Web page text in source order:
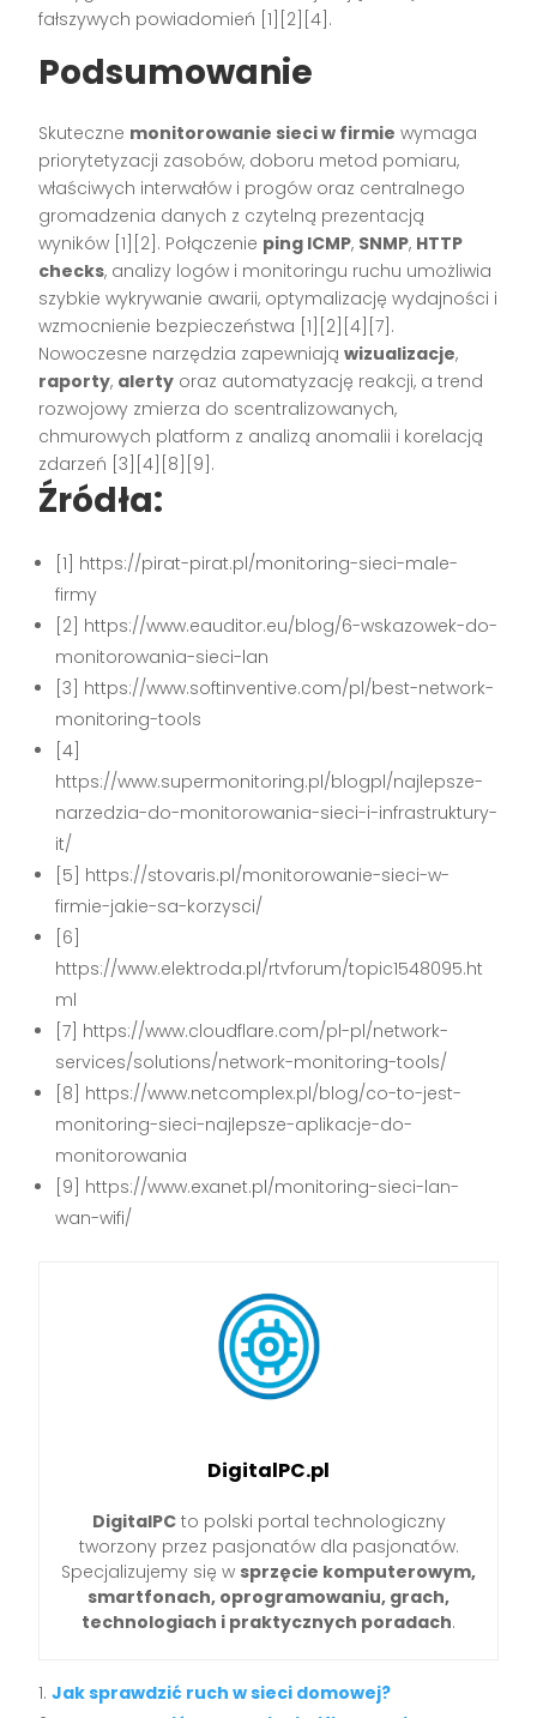
fałszywych powiadomień [1][2][4].
Podsumowanie
Skuteczne monitorowanie sieci w firmie wymaga
priorytetyzacji zasobów, doboru metod pomiaru,
właściwych interwałów i progów oraz centralnego
gromadzenia danych z czytelną prezentacją
wyników [1][2]. Połączenie ping ICMP, SNMP, HTTP
checks, analizy logów i monitoringu ruchu umożliwia
szybkie wykrywanie awarii, optymalizację wydajności i
wzmocnienie bezpieczeństwa [1][2][4][7].
Nowoczesne narzędzia zapewniająwizualizacje,
raporty, alerty oraz automatyzację reakcji, a trend
rozwojowy zmierza do scentralizowanych,
chmurowych platform z analizą anomalii i korelacją
zdarzeń [3][4][8][9].
Źródła:
[1] https://pirat-pirat.pl/monitoring-sieci-male-
firmy
[2] https://www.eauditor.eu/blog/6-wskazowek-do-
monitorowania-sieci-lan
[3] https://www.softinventive.com/pl/best-network-
monitoring-tools
[4]
https://www.supermonitoring.pl/blogpl/najlepsze-
narzedzia-do-monitorowania-sieci-i-infrastruktury-
it/
[5] https://stovaris.pl/monitorowanie-sieci-w-
firmie-jakie-sa-korzysci/
[6]
https://www.elektroda.pl/rtvforum/topic1548095.ht
ml
[7] https://www.cloudflare.com/pl-pl/network-
services/solutions/network-monitoring-tools/
[8] https://www.netcomplex.pl/blog/co-to-jest-
monitoring-sieci-najlepsze-aplikacje-do-
monitorowania
[9] https://www.exanet.pl/monitoring-sieci-lan-
wan-wifi/
DigitalPC.pl
DigitalPCto polski portal technologiczny
tworzony przez pasjonatów dla pasjonatów.
Specjalizujemy się w sprzęcie komputerowym,
smartfonach, oprogramowaniu, grach,
technologiach i praktycznych poradach.
Jak sprawdzić ruch w sieci domowej?